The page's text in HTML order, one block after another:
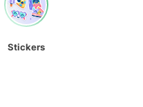
Stickers